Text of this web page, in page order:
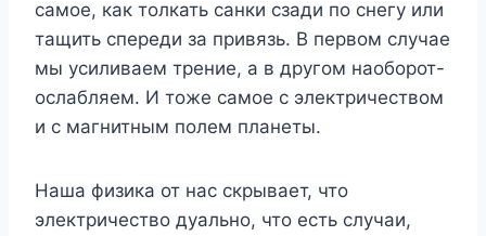
самое, как толкать санки сзади по снегу или
тащить спереди за привязь. В первом случае
мы усиливаем трение, а в другом наоборот-
ослабляем. И тоже самое с электричеством
и с магнитным полем планеты.
Наша физика от нас скрывает, что
электричество дуально, что есть случаи,